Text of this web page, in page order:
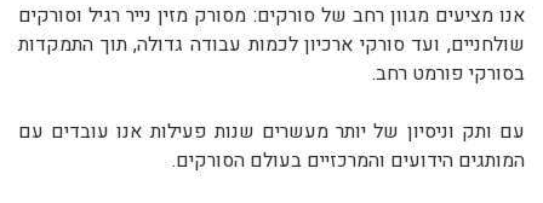
אנו מציעים מגוון רחב של סורקים: מסורק מזין נייר רגיל וסורקים
שולחניים, ועד סורקי ארכיון לכמות עבודה גדולה, תוך התמקדות
בסורקי פורמט רחב.
עם ותק וניסיון של יותר מעשרים שנות פעילות אנו עובדים עם
המותגים הידועים והמרכזיים בעולם הסורקים.